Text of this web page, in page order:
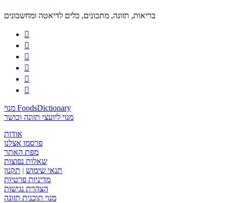
בריאות, תזונה, מתכונים, כלים לדיאטה ומחשבונים






מנוי FoodsDictionary
מנוי ליועצי תזונה וכושר
אודות
פרסמו אצלנו
מפת האתר
שאלות נפוצות
תנאי שימוש | תקנון
מדיניות פרטיות
הצהרת נגישות
מנוי תוכנית תזונה